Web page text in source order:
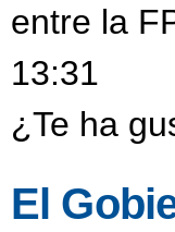
entre la
13:31
¿Te ha
El